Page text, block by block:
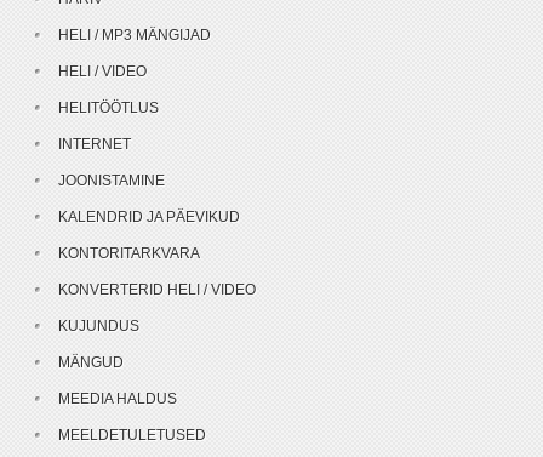
HELI / MP3 MÄNGIJAD
HELI / VIDEO
HELITÖÖTLUS
INTERNET
JOONISTAMINE
KALENDRID JA PÄEVIKUD
KONTORITARKVARA
KONVERTERID HELI / VIDEO
KUJUNDUS
MÄNGUD
MEEDIA HALDUS
MEELDETULETUSED